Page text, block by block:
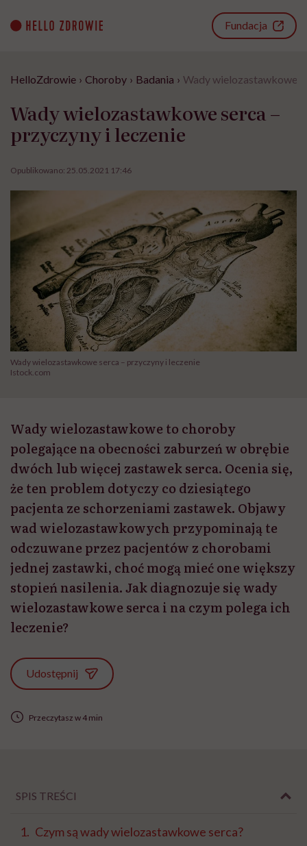
content
Fundacja
HelloZdrowie › Choroby › Badania › Wady wielozastawkowe
Wady wielozastawkowe serca –
przyczyny i leczenie
Opublikowano: 25.05.2021 17:46
Wady wielozastawkowe serca – przyczyny i leczenie
Istock.com
Wady wielozastawkowe to choroby
polegające na obecności zaburzeń w obrębie
dwóch lub więcej zastawek serca. Ocenia się,
że ten problem dotyczy co dziesiątego
pacjenta ze schorzeniami zastawek. Objawy
wad wielozastawkowych przypominają te
odczuwane przez pacjentów z chorobami
jednej zastawki, choć mogą mieć one większy
stopień nasilenia. Jak diagnozuje się wady
wielozastawkowe serca i na czym polega ich
leczenie?
Udostępnij
Przeczytasz w 4 min
SPIS TREŚCI
Czym są wady wielozastawkowe serca?